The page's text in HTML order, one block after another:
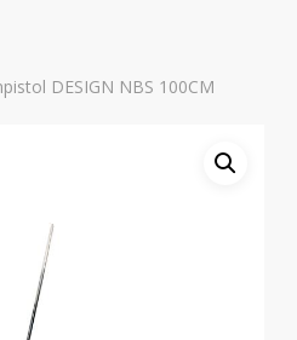
DESIGN NBS 100CM